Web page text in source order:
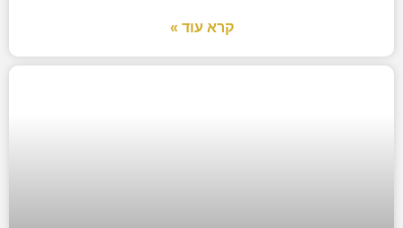
קרא עוד »